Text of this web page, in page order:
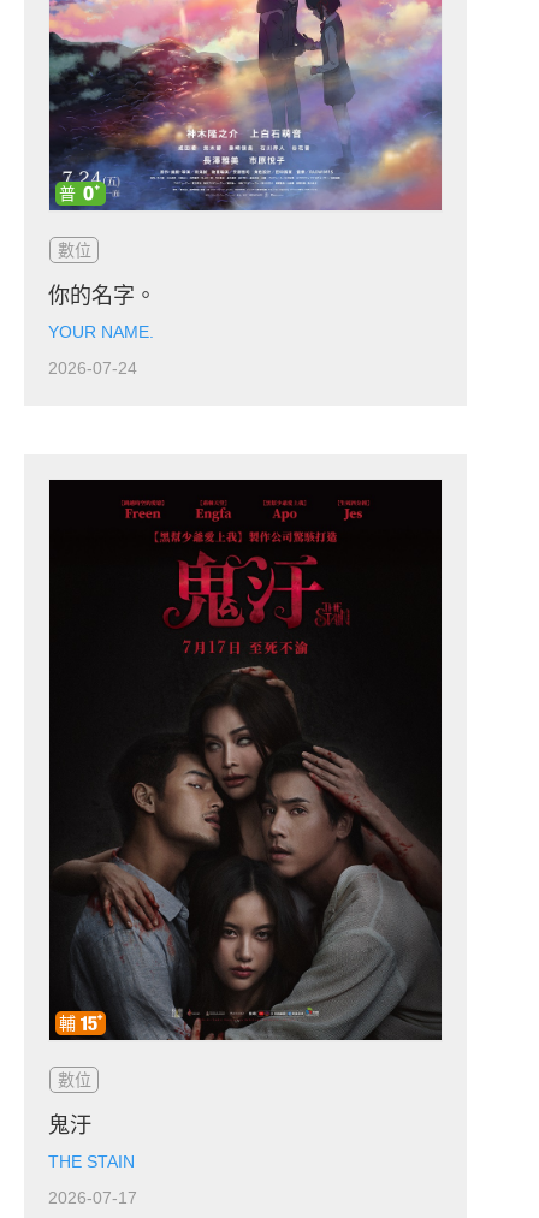
數位
你的名字。
YOUR NAME.
2026-07-24
數位
鬼汙
THE STAIN
2026-07-17